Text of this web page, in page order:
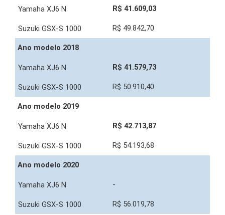
R$ 41.609,03
R$ 49.842,70
Ano modelo 2018
R$ 41.579,73
R$ 50.910,40
Ano modelo 2019
R$ 42.713,87
R$ 54.193,68
Ano modelo 2020
-
R$ 56.019,78